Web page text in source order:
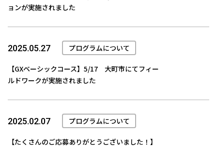
ョンが実施されました
2025.05.27 プログラムについて
【GXベーシックコース】5/17 大町市にてフィー
ルドワークが実施されました
2025.02.07 プログラムについて
【たくさんのご応募ありがとうございました！】